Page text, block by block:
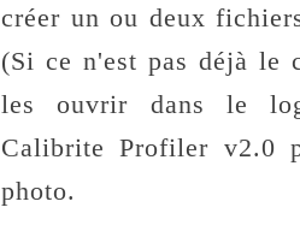
créer un ou deux
(Si ce n'est pas déjà le
les ouvrir dans le
Calibrite Profiler v2.0
photo.